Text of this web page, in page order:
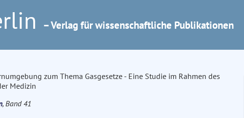
– Verlag für wissenschaftliche Publikationen
zum Thema Gasgesetze - Eine Studie im Rahmen des
Medizin
, Band 41